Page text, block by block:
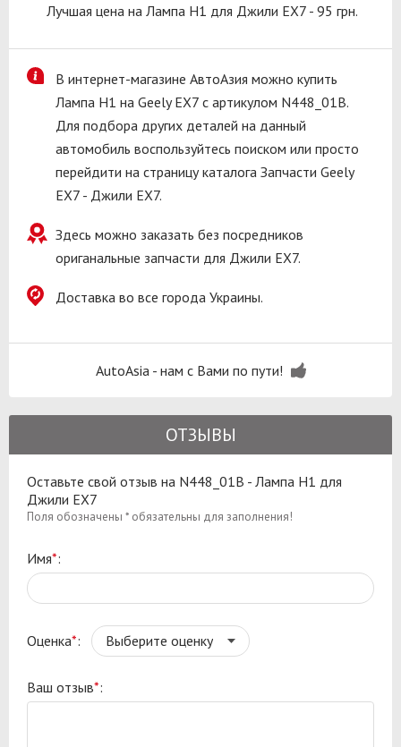
Лучшая цена на Лампа H1 для Джили ЕХ7 - 95 грн.
В интернет-магазине АвтоАзия можно купить
Лампа H1 на Geely EX7 с артикулом N448_01B.
Для подбора других деталей на данный
автомобиль воспользуйтесь поиском или просто
перейдити на страницу каталога Запчасти Geely
EX7 - Джили ЕХ7.
Здесь можно заказать без посредников
ориганальные запчасти для Джили ЕХ7.
Доставка во все города Украины.
AutoAsia - нам с Вами по пути!
ОТЗЫВЫ
Оставьте свой отзыв на N448_01B - Лампа H1 для
Джили ЕХ7
Поля обозначены * обязательны для заполнения!
Имя*:
Оценка*:
Ваш отзыв*: